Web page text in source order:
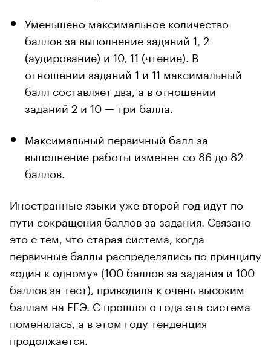
Уменьшено максимальное количество
баллов за выполнение заданий 1, 2
(аудирование) и 10, 11 (чтение). В
отношении заданий 1 и 11 максимальный
балл составляет два, а в отношении
заданий 2 и 10 — три балла.
Максимальный первичный балл за
выполнение работы изменен со 86 до 82
баллов.
Иностранные языки уже второй год идут по
пути сокращения баллов за задания. Связано
это с тем, что старая система, когда
первичные баллы распределялись по принципу
«один к одному» (100 баллов за задания и 100
баллов за тест), приводила к очень высоким
баллам на ЕГЭ. С прошлого года эта система
поменялась, а в этом году тенденция
продолжается.